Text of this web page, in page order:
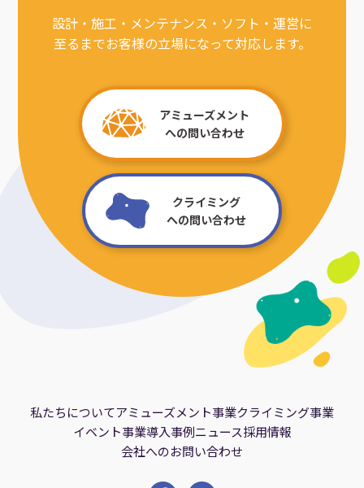
設計・施工・メンテナンス・ソフト・運営に
至るまでお客様の立場になって対応します。
アミューズメント
への問い合わせ
クライミング
への問い合わせ
私たちについてアミューズメント事業クライミング事業
イベント事業導入事例ニュース採用情報
会社へのお問い合わせ